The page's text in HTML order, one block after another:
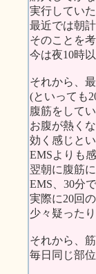
実行してい
最近では朝
そのことを
今は夜10時
それから、
(といっても
腹筋をして
お腹が熱く
効く感じと
EMSよりも
翌朝に腹筋
EMS、30分
実際に20回
少々疑った
それから、
毎日同じ部